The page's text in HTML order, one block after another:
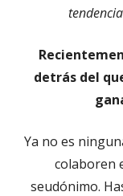
detrás del
Ya no es
colaboren
seudónimo.